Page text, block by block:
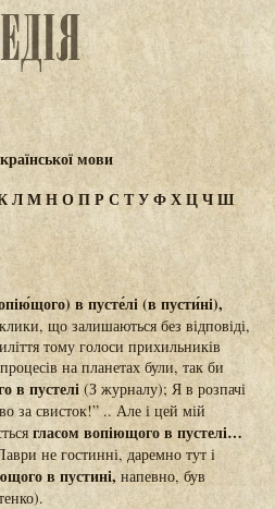
мови
ЛМНОПР С ТУФХЦЧШ
в пусте́лі (в пусти́ні),
що залишаються без відповіді,
тому голоси прихильників
на планетах були, так би
в пустелі(З журналу); Я в розпачі
за свисток!” .. Але і цей мій
гласом вопіющого в пустелі…
не гостинні, даремно тут і
в пустині,напевно, був